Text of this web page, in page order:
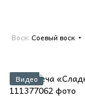
Воск Соевый воск
Видео